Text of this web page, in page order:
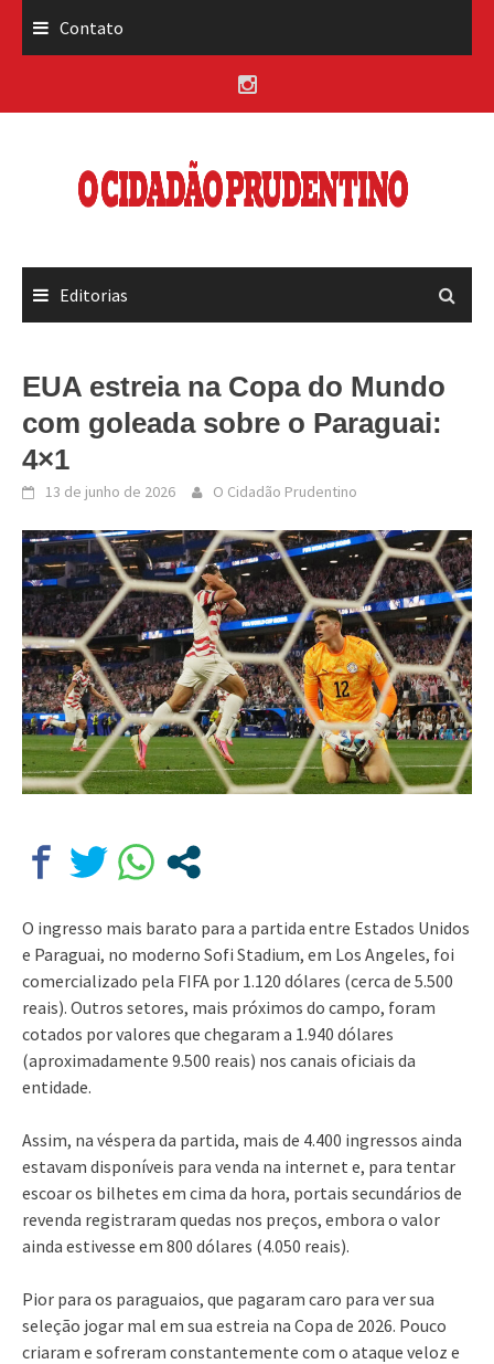
Contato
Editorias
EUA estreia na Copa do Mundo
com goleada sobre o Paraguai:
4×1
13 de junho de 2026 O Cidadão Prudentino
O ingresso mais barato para a partida entre Estados Unidos
e Paraguai, no moderno Sofi Stadium, em Los Angeles, foi
comercializado pela FIFA por 1.120 dólares (cerca de 5.500
reais). Outros setores, mais próximos do campo, foram
cotados por valores que chegaram a 1.940 dólares
(aproximadamente 9.500 reais) nos canais oficiais da
entidade.
Assim, na véspera da partida, mais de 4.400 ingressos ainda
estavam disponíveis para venda na internet e, para tentar
escoar os bilhetes em cima da hora, portais secundários de
revenda registraram quedas nos preços, embora o valor
ainda estivesse em 800 dólares (4.050 reais).
Pior para os paraguaios, que pagaram caro para ver sua
seleção jogar mal em sua estreia na Copa de 2026. Pouco
criaram e sofreram constantemente com o ataque veloz e